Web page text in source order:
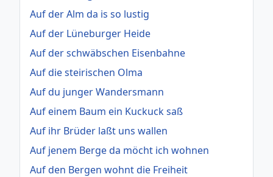
Auf der Alm da is so lustig
Auf der Lüneburger Heide
Auf der schwäbschen Eisenbahne
Auf die steirischen Olma
Auf du junger Wandersmann
Auf einem Baum ein Kuckuck saß
Auf ihr Brüder laßt uns wallen
Auf jenem Berge da möcht ich wohnen
Auf den Bergen wohnt die Freiheit